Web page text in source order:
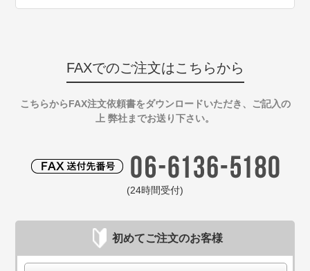
FAXでのご注文はこちらから
こちらからFAX注文依頼書をダウンロードいただき、ご記入の
上 弊社までお送り下さい。
(24時間受付)
初めてご注文のお客様